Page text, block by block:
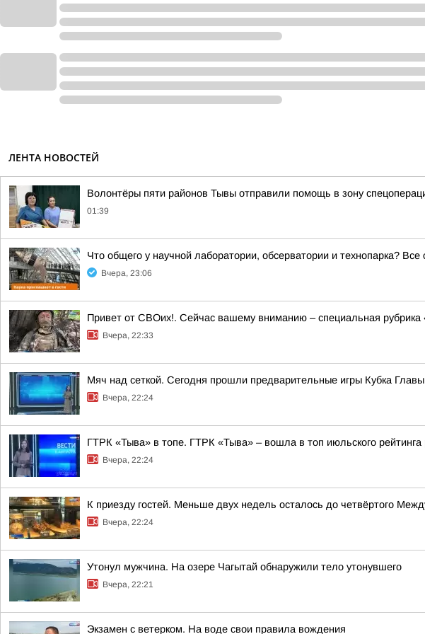
ЛЕНТА НОВОСТЕЙ
Волонтёры пяти районов Тывы отправили помощь в зону
01:39
Что общего у научной лаборатории, обсерватории и технопарка?
Вчера, 23:06
Привет от СВОих!. Сейчас вашему вниманию – специальная
Вчера, 22:33
Мяч над сеткой. Сегодня прошли предварительные игры Кубка
Вчера, 22:24
ГТРК «Тыва» в топе. ГТРК «Тыва» – вошла в топ июльского
Вчера, 22:24
К приезду гостей. Меньше двух недель осталось до четвёртого
Вчера, 22:24
Утонул мужчина. На озере Чагытай обнаружили тело утонувшего
Вчера, 22:21
Экзамен с ветерком. На воде свои правила вождения